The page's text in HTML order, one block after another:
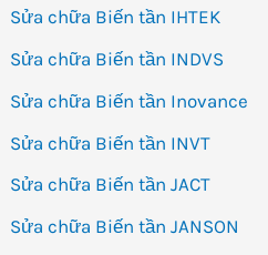
Sửa chữa Biến tần IHTEK
Sửa chữa Biến tần INDVS
Sửa chữa Biến tần Inovance
Sửa chữa Biến tần INVT
Sửa chữa Biến tần JACT
Sửa chữa Biến tần JANSON